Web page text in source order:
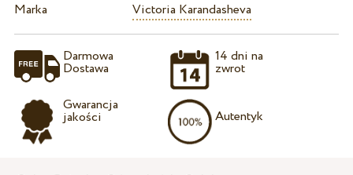
Marka
Victoria Karandasheva
Darmowa
Dostawa
Gwarancja
jakości
14 dni na
zwrot
Autentyk